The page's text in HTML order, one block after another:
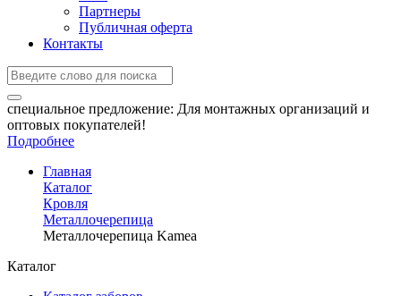
Партнеры
Публичная оферта
Контакты
специальное предложение: Для монтажных организаций и
оптовых покупателей!
Подробнее
Главная
Каталог
Кровля
Металлочерепица
Металлочерепица Kamea
Каталог